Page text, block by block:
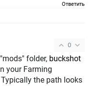
Ответить
0
folder, buckshot
your Farming
the path looks